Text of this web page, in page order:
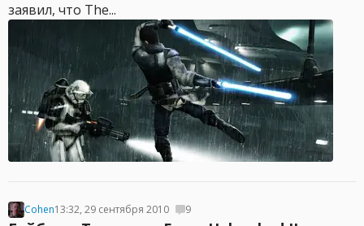
заявил, что The...
Cohen13:32, 29 сентября 2010 9